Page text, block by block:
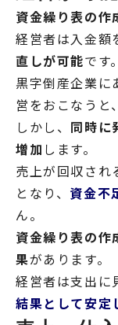
資金繰り表の作
経営者は入金額
直しが可能です。
黒字倒産企業に
営をおこなうと
しかし、 同時に
増加 します。
売上が回収され
となり、 資金不
ん。
資金繰り表の作
果があります。
経営者は支出に
結果として安定